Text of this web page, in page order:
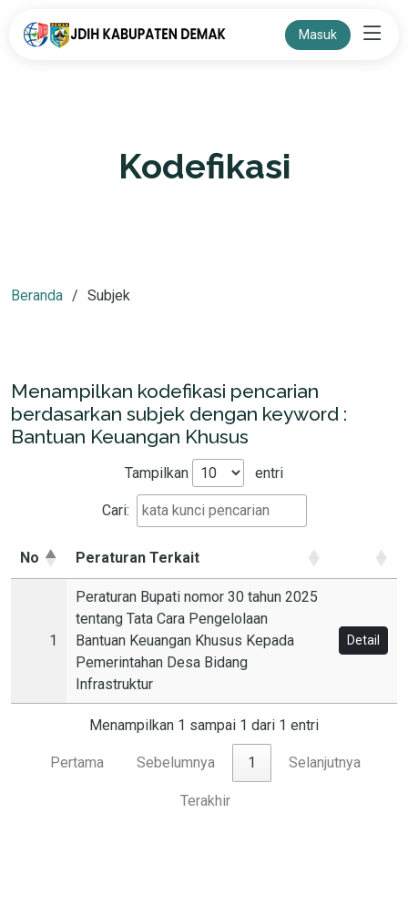
Masuk
Kodefikasi
Beranda Subjek
Menampilkan kodefikasi pencarian
berdasarkan subjek dengan keyword :
Bantuan Keuangan Khusus
Tampilkan entri
Cari:
No Peraturan Terkait
1
Peraturan Bupati nomor 30 tahun 2025
tentang Tata Cara Pengelolaan
Bantuan Keuangan Khusus Kepada
Pemerintahan Desa Bidang
Infrastruktur
Detail
Menampilkan 1 sampai 1 dari 1 entri
Pertama Sebelumnya 1 Selanjutnya
Terakhir